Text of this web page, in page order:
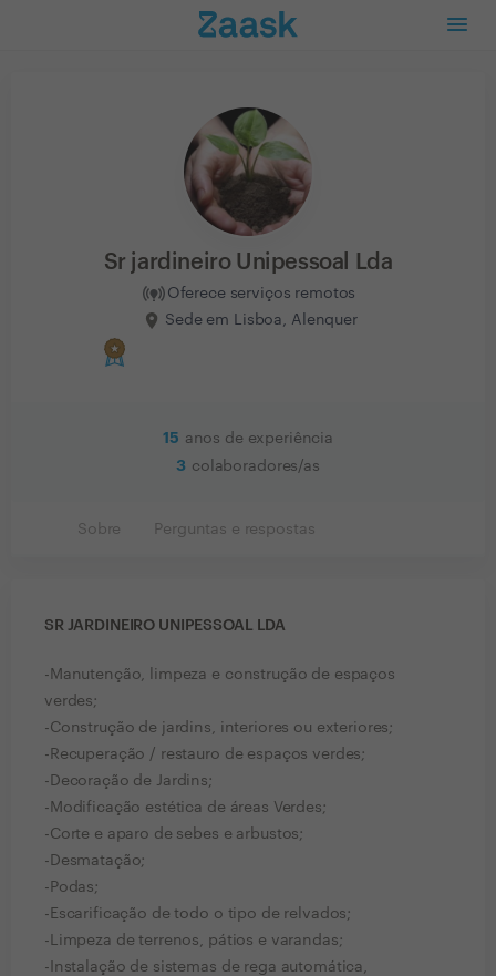
Sr jardineiro Unipessoal Lda
Oferece serviços remotos
Sede em Lisboa, Alenquer
15 anos de experiência
3 colaboradores/as
Sobre Perguntas e respostas
SR JARDINEIRO UNIPESSOAL LDA
-Manutenção, limpeza e construção de espaços
verdes;
-Construção de jardins, interiores ou exteriores;
-Recuperação / restauro de espaços verdes;
-Decoração de Jardins;
-Modificação estética de áreas Verdes;
-Corte e aparo de sebes e arbustos;
-Desmatação;
-Podas;
-Escarificação de todo o tipo de relvados;
-Limpeza de terrenos, pátios e varandas;
-Instalação de sistemas de rega automática,